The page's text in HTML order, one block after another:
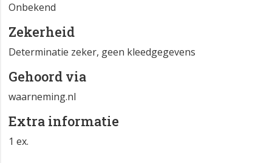
Onbekend
Zekerheid
Determinatie zeker, geen kleedgegevens
Gehoord via
waarneming.nl
Extra informatie
1 ex.